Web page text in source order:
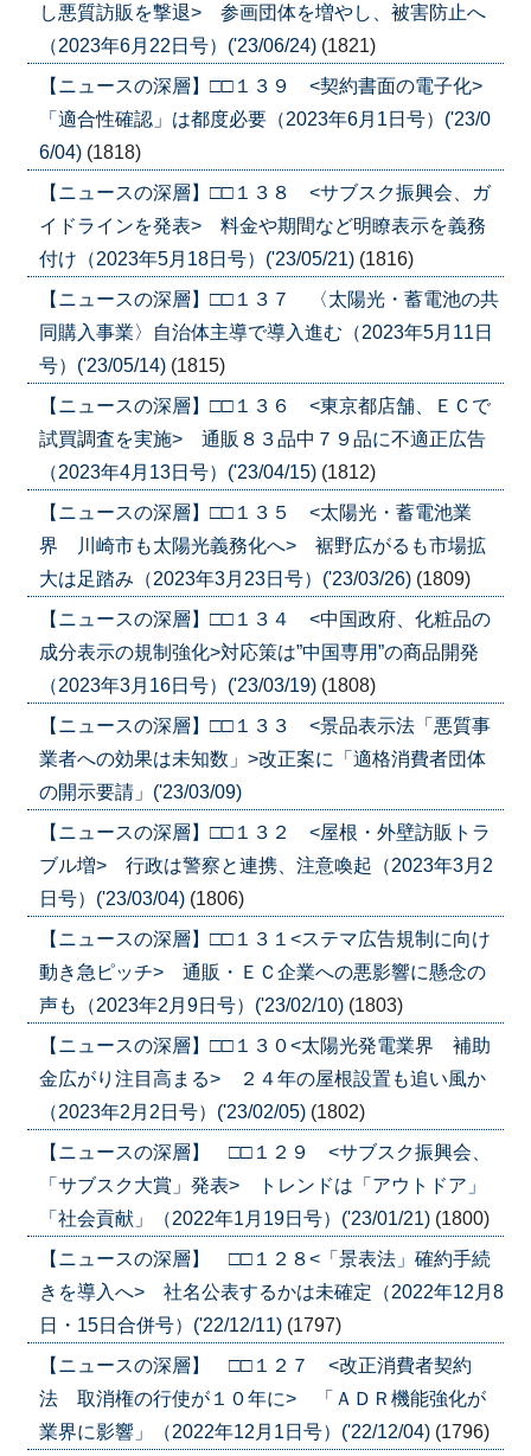
し悪質訪販を撃退> 参画団体を増やし、被害防止へ
（2023年6月22日号）('23/06/24) (1821)
【ニュースの深層】□□１３９ <契約書面の電子化>
「適合性確認」は都度必要（2023年6月1日号）('23/0
6/04) (1818)
【ニュースの深層】□□１３８ <サブスク振興会、ガ
イドラインを発表> 料金や期間など明瞭表示を義務
付け（2023年5月18日号）('23/05/21) (1816)
【ニュースの深層】□□１３７ 〈太陽光・蓄電池の共
同購入事業〉自治体主導で導入進む（2023年5月11日
号）('23/05/14) (1815)
【ニュースの深層】□□１３６ <東京都店舗、ＥＣで
試買調査を実施> 通販８３品中７９品に不適正広告
（2023年4月13日号）('23/04/15) (1812)
【ニュースの深層】□□１３５ <太陽光・蓄電池業
界 川崎市も太陽光義務化へ> 裾野広がるも市場拡
大は足踏み（2023年3月23日号）('23/03/26) (1809)
【ニュースの深層】□□１３４ <中国政府、化粧品の
成分表示の規制強化>対応策は”中国専用”の商品開発
（2023年3月16日号）('23/03/19) (1808)
【ニュースの深層】□□１３３ <景品表示法「悪質事
業者への効果は未知数」>改正案に「適格消費者団体
の開示要請」('23/03/09)
【ニュースの深層】□□１３２ <屋根・外壁訪販トラ
ブル増> 行政は警察と連携、注意喚起（2023年3月2
日号）('23/03/04) (1806)
【ニュースの深層】□□１３１<ステマ広告規制に向け
動き急ピッチ> 通販・ＥＣ企業への悪影響に懸念の
声も（2023年2月9日号）('23/02/10) (1803)
【ニュースの深層】□□１３０<太陽光発電業界 補助
金広がり注目高まる> ２４年の屋根設置も追い風か
（2023年2月2日号）('23/02/05) (1802)
【ニュースの深層】 □□１２９ <サブスク振興会、
「サブスク大賞」発表> トレンドは「アウトドア」
「社会貢献」（2022年1月19日号）('23/01/21) (1800)
【ニュースの深層】 □□１２８<「景表法」確約手続
きを導入へ> 社名公表するかは未確定（2022年12月8
日・15日合併号）('22/12/11) (1797)
【ニュースの深層】 □□１２７ <改正消費者契約
法 取消権の行使が１０年に> 「ＡＤＲ機能強化が
業界に影響」（2022年12月1日号）('22/12/04) (1796)